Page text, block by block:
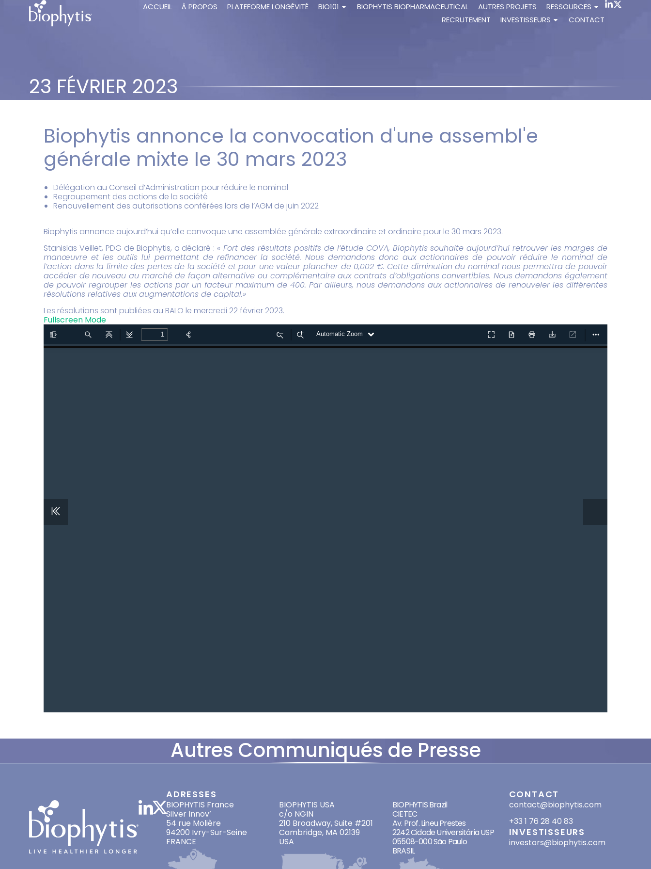
ACCUEIL À PROPOS PLATEFORME LONGÉVITÉ BIO101 BIOPHYTIS BIOPHARMACEUTICAL AUTRES PROJETS
RESSOURCES
RECRUTEMENT
INVESTISSEURS CONTACT
23 FÉVRIER 2023
Biophytis annonce la convocation d'une assembl'e
générale mixte le 30 mars 2023
Délégation au Conseil d’Administration pour réduire le nominal
Regroupement des actions de la société
Renouvellement des autorisations conférées lors de l’AGM de juin 2022
Biophytis annonce aujourd’hui qu’elle convoque une assemblée générale extraordinaire et ordinaire pour le 30 mars 2023.
Stanislas Veillet, PDG de Biophytis, a déclaré : « Fort des résultats positifs de l’étude COVA, Biophytis souhaite aujourd’hui retrouver les marges de
manœuvre et les outils lui permettant de refinancer la société. Nous demandons donc aux actionnaires de pouvoir réduire le nominal de
l’action dans la limite des pertes de la société et pour une valeur plancher de 0,002 €. Cette diminution du nominal nous permettra de pouvoir
accéder de nouveau au marché de façon alternative ou complémentaire aux contrats d’obligations convertibles. Nous demandons également
de pouvoir regrouper les actions par un facteur maximum de 400. Par ailleurs, nous demandons aux actionnaires de renouveler les différentes
résolutions relatives aux augmentations de capital.»
Les résolutions sont publiées au BALO le mercredi 22 février 2023.
Fullscreen Mode
Autres Communiqués de Presse
ADRESSES
BIOPHYTIS France
Silver Innov’
54 rue Molière
94200 Ivry-Sur-Seine
FRANCE
BIOPHYTIS USA
c/o NGIN
210 Broadway, Suite #201
Cambridge, MA 02139
USA
BIOPHYTIS Brazil
CIETEC
Av. Prof. Lineu Prestes
2242 Cidade Universitária USP
05508-000 São Paulo
BRASIL
CONTACT
contact@biophytis.com
+33 1 76 28 40 83
INVESTISSEURS
investors@biophytis.com